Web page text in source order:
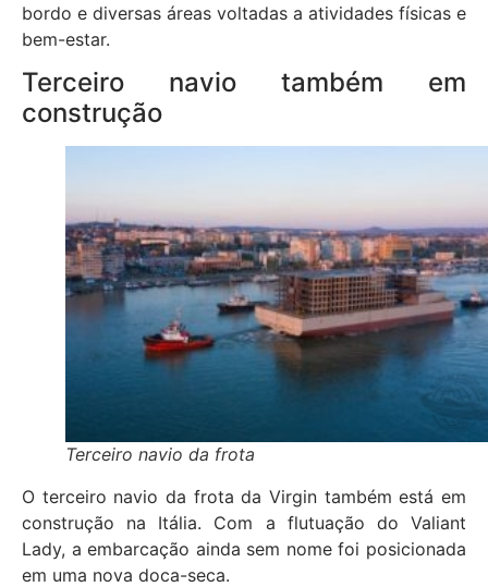
bordo e diversas áreas voltadas a atividades físicas e
bem-estar.
Terceiro navio também em
construção
Terceiro navio da frota
O terceiro navio da frota da Virgin também está em
construção na Itália. Com a flutuação do Valiant
Lady, a embarcação ainda sem nome foi posicionada
em uma nova doca-seca.